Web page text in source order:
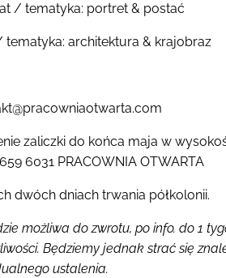
/ tematyka: portret & postać
architektura & krajobraz
zaliczki do końca maja w
6031 PRACOWNIA OTWARTA
dwóch dniach trwania półkolonii.
możliwa do zwrotu, po info. do 1
Będziemy jednak strać się
ustalenia.